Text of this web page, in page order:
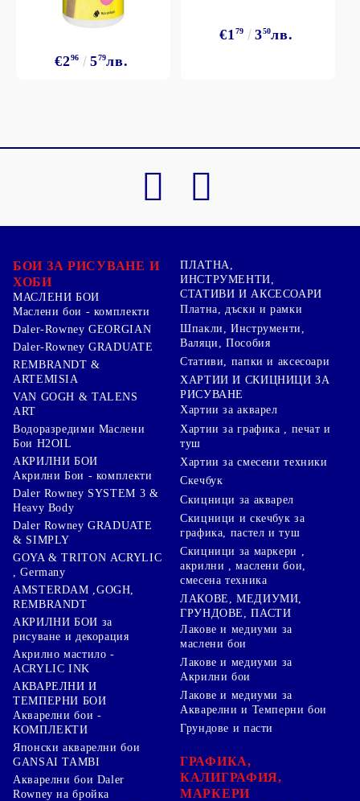
€296 579лв.
€1 79 350лв.
БОИ ЗА РИСУВАНЕ И
ХОБИ
МАСЛЕНИ БОИ
Маслени бои - комплекти
Daler-Rowney GEORGIAN
Daler-Rowney GRADUATE
REMBRANDT &
ARTEMISIA
VAN GOGH & TALENS
ART
Водоразредими Маслени
Бои H2OIL
АКРИЛНИ БОИ
Акрилни Бои - комплекти
Daler Rowney SYSTEM 3 &
Heavy Body
Daler Rowney GRADUATE
& SIMPLY
GOYA & TRITON АCRYLIC
, Germany
AMSTERDAM ,GOGH,
REMBRANDT
АКРИЛНИ БОИ за
рисуване и декорация
Акрилно мастило -
ACRYLIC INK
АКВАРЕЛНИ И
ТЕМПЕРНИ БОИ
Акварелни бои -
КОМПЛЕКТИ
Японски акварелни бои
GANSAI TAMBI
Акварелни бои Daler
Rowney на бройка
ПЛАТНА,
ИНСТРУМЕНТИ,
СТАТИВИ И АКСЕСОАРИ
Платна, дъски и рамки
Шпакли, Инструменти,
Валяци, Пособия
Стативи, папки и аксесоари
ХАРТИИ И СКИЦНИЦИ ЗА
РИСУВАНЕ
Хартии за акварел
Хартии за графика , печат и
туш
Хартии за смесени техники
Скечбук
Скицници за акварел
Скицници и скечбук за
графика, пастел и туш
Скицници за маркери ,
акрилни , маслени бои,
смесена техника
ЛАКОВЕ, МЕДИУМИ,
ГРУНДОВЕ, ПАСТИ
Лакове и медиуми за
маслени бои
Лакове и медиуми за
Акрилни бои
Лакове и медиуми за
Акварелни и Темперни бои
Грундове и пасти
ГРАФИКА,
КАЛИГРАФИЯ,
МАРКЕРИ